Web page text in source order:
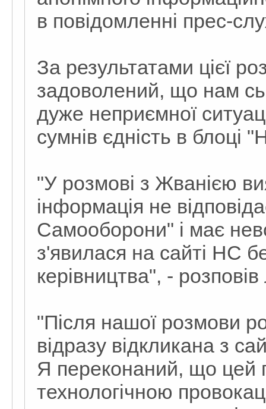
в повідомленні прес-
За результатами цієї
задоволений, що нам
дуже неприємної
сумнів єдність в блоці
"У розмові з Жванією
інформація не
Самооборони" і має
з'явилася на сайті НС
керівництва", -
"Після нашої розмови
відразу відкликана з
Я переконаний, що цей
технологічною